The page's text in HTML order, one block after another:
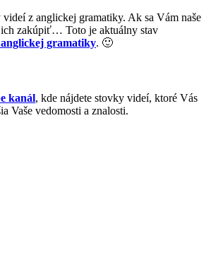
videí z anglickej gramatiky. Ak sa Vám naše
ich zakúpiť… Toto je aktuálny stav
gramatiky. 🙂
kanál, kde nájdete stovky videí, ktoré Vás
Vaše vedomosti a znalosti.